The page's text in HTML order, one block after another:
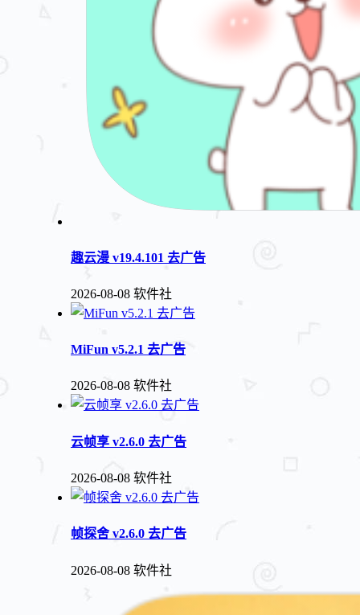
趣云漫 v19.4.101 去广告
2026-08-08 软件社
MiFun v5.2.1 去广告
2026-08-08 软件社
云帧享 v2.6.0 去广告
2026-08-08 软件社
帧探舍 v2.6.0 去广告
2026-08-08 软件社